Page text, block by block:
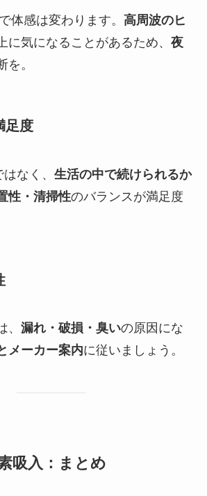
体感は変わります。 高周波のヒ
に気になることがあるため、 夜
を。
足度
なく、 生活の中で続けられるか
性・清掃性のバランスが満足度
、 漏れ・破損・臭いの原因にな
メーカー案内に従いましょう。
吸入：まとめ